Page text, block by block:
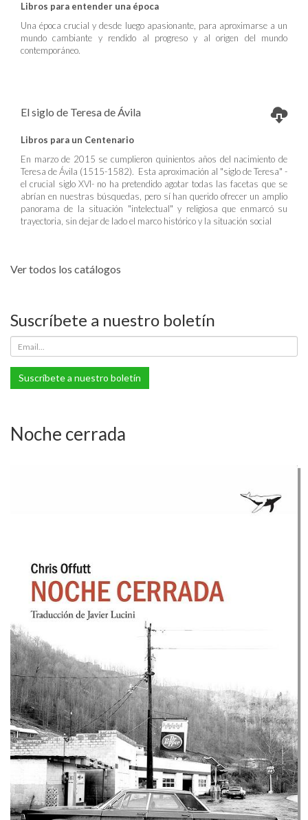
Libros para entender una época
Una época crucial y desde luego apasionante, para aproximarse a un
mundo cambiante y rendido al progreso y al origen del mundo
contemporáneo.
El siglo de Teresa de Ávila
Libros para un Centenario
En marzo de 2015 se cumplieron quinientos años del nacimiento de
Teresa de Ávila (1515-1582). Esta aproximación al "siglo de Teresa" -
el crucial siglo XVI- no ha pretendido agotar todas las facetas que se
abrían en nuestras búsquedas, pero sí han querido ofrecer un amplio
panorama de la situación "intelectual" y religiosa que enmarcó su
trayectoria, sin dejar de lado el marco histórico y la situación social
Ver todos los catálogos
Suscríbete a nuestro boletín
Suscríbete a nuestro boletín
Noche cerrada